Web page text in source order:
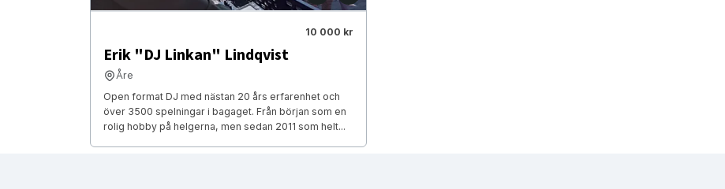
10 000 kr
Erik "DJ Linkan" Lindqvist
Åre
Open format DJ med nästan 20 års erfarenhet och
över 3500 spelningar i bagaget. Från början som en
rolig hobby på helgerna, men sedan 2011 som helt...